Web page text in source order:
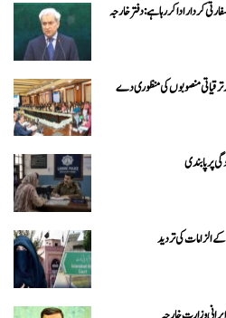
کردار ادا کررہا ہے: دفتر خارجہ
ترقیاتی منصوبوں کی منظوری دے
پر پابندی
کے الزامات کی تردید